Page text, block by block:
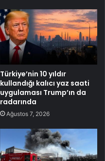
Türkiye’nin 10 yıldır
kullandığı kalıcı yaz saati
uygulaması Trump’ın da
radarında
Ağustos 7, 2026